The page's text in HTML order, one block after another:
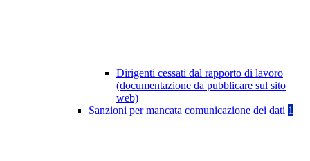
Dirigenti cessati dal rapporto di lavoro
(documentazione da pubblicare sul sito
web)
Sanzioni per mancata comunicazione dei dati 1